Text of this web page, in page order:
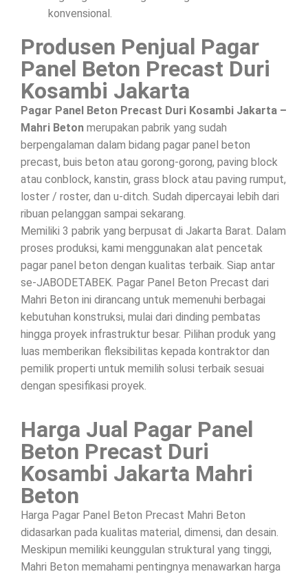
konvensional.
Produsen Penjual Pagar
Panel Beton Precast Duri
Kosambi Jakarta
Pagar Panel Beton Precast Duri Kosambi Jakarta –
Mahri Beton merupakan pabrik yang sudah
berpengalaman dalam bidang pagar panel beton
precast, buis beton atau gorong-gorong, paving block
atau conblock, kanstin, grass block atau paving rumput,
loster / roster, dan u-ditch. Sudah dipercayai lebih dari
ribuan pelanggan sampai sekarang.
Memiliki 3 pabrik yang berpusat di Jakarta Barat. Dalam
proses produksi, kami menggunakan alat pencetak
pagar panel beton dengan kualitas terbaik. Siap antar
se-JABODETABEK. Pagar Panel Beton Precast dari
Mahri Beton ini dirancang untuk memenuhi berbagai
kebutuhan konstruksi, mulai dari dinding pembatas
hingga proyek infrastruktur besar. Pilihan produk yang
luas memberikan fleksibilitas kepada kontraktor dan
pemilik properti untuk memilih solusi terbaik sesuai
dengan spesifikasi proyek.
Harga Jual Pagar Panel
Beton Precast Duri
Kosambi Jakarta Mahri
Beton
Harga Pagar Panel Beton Precast Mahri Beton
didasarkan pada kualitas material, dimensi, dan desain.
Meskipun memiliki keunggulan struktural yang tinggi,
Mahri Beton memahami pentingnya menawarkan harga